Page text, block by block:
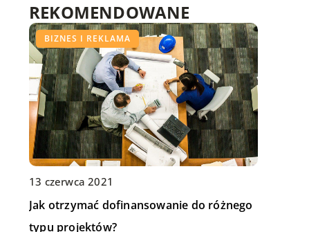
REKOMENDOWANE
ZDROWY STYL ŻYCIA
Sposoby na ujędrnienie ciała – jak uzyskać
BIZNES I REKLAMA
13 czerwca 2021
Jak otrzymać dofinansowanie do różnego
typu projektów?
BIZNES I USŁUGI
Najpopularniejsze wzory zaproszeń